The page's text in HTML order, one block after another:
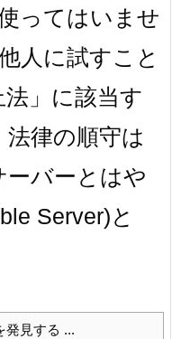
ってはいませ
人に試すこと
」に該当す
律の順守は
バーとはや
Server)と
見する ...